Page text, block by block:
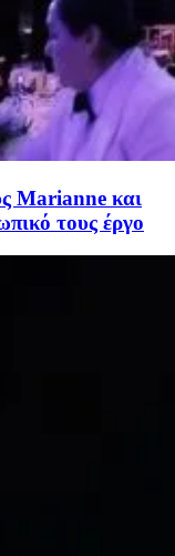
Marianne και
τους έργο